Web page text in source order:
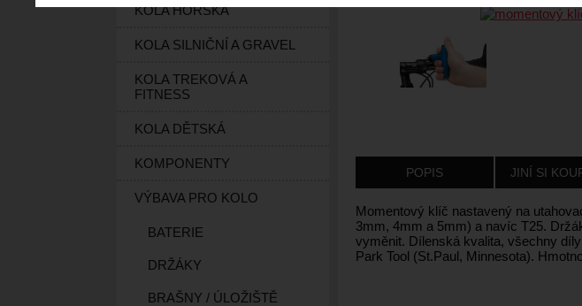
KOLA HORSKÁ
KOLA SILNIČNÍ A GRAVEL
KOLA TREKOVÁ A
FITNESS
KOLA DĚTSKÁ
KOMPONENTY
VÝBAVA PRO KOLO
BATERIE
DRŽÁKY
BRAŠNY / ÚLOŽIŠTĚ
POPIS JINÍ SI
Momentový klíč nastavený na
3mm, 4mm a 5mm) a navíc T25.
vyměnit. Dílenská kvalita, všechny
Park Tool (St.Paul, Minnesota).